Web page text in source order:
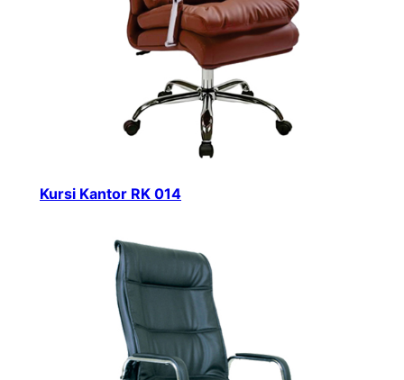
Kursi Kantor RK 014